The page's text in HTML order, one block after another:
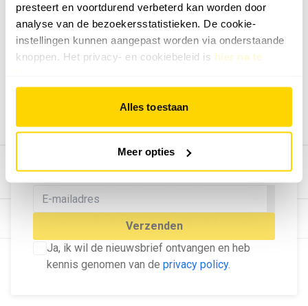
presteert en voortdurend verbeterd kan worden door
analyse van de bezoekersstatistieken. De cookie-
instellingen kunnen aangepast worden via onderstaande
knoppen. Het privacy- en cookiebeleid is hier na te
Alles toestaan
Meer opties
MELD U AAN VOOR ONZE
NIEUWSBRIEF
Blijf op de hoogte van het laatste nieuws!
Verzenden
Ja, ik wil de nieuwsbrief ontvangen en heb
kennis genomen van de privacy policy.
Geef ons feedback
Vertel ons wat je van onze website vindt.
Tip de redactie
Bekijk hier de mogelijkheden.
© Dé Duurzame Uitgeverij